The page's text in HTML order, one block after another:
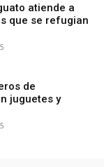
atiende a
que se refugian
de
juguetes y